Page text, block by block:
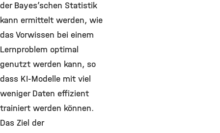
der Bayes’schen Statistik
kann ermittelt werden, wie
das Vorwissen bei einem
Lernproblem optimal
genutzt werden kann, so
dass KI-Modelle mit viel
weniger Daten effizient
trainiert werden können.
Das Ziel der